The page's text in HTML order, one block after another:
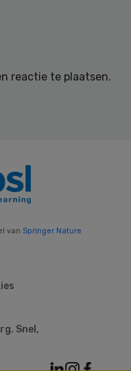
reactie te plaatsen.
van Springer Nature
Snel,